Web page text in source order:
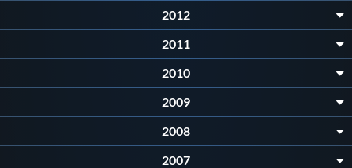
Galleria fotografica
Videogallery
2012
2011
2010
2009
2008
2007